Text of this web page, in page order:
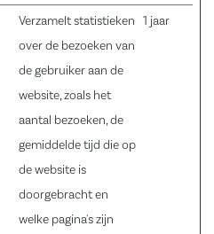
Verzamelt statistieken
over de bezoeken van
de gebruiker aan de
website, zoals het
aantal bezoeken, de
gemiddelde tijd die op
de website is
doorgebracht en
welke pagina's zijn
1 jaar